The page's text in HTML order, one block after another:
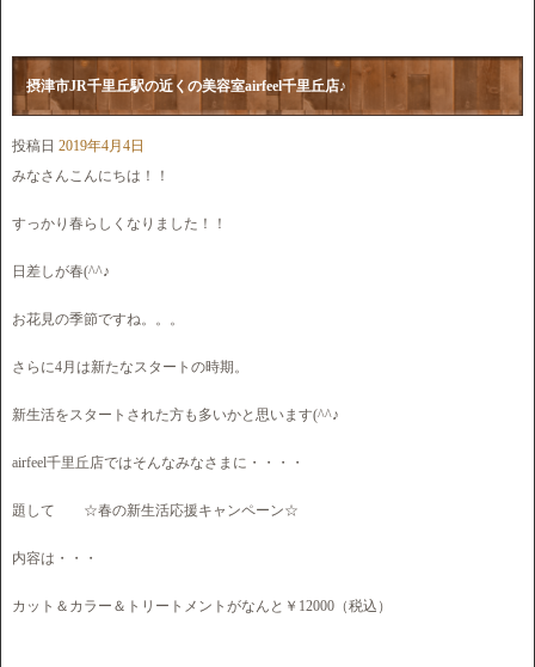
摂津市JR千里丘駅の近くの美容室airfeel千里丘店♪
投稿日 2019年4月4日
みなさんこんにちは！！
すっかり春らしくなりました！！
日差しが春(^^♪
お花見の季節ですね。。。
さらに4月は新たなスタートの時期。
新生活をスタートされた方も多いかと思います(^^♪
airfeel千里丘店ではそんなみなさまに・・・・
題して ☆春の新生活応援キャンペーン☆
内容は・・・
カット＆カラー＆トリートメントがなんと￥12000（税込）